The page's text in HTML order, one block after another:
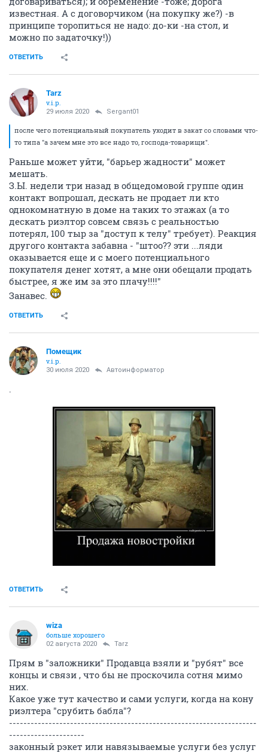
известная. А с договорчиком (на покупку же?) -в
принципе торопиться не надо: до-ки -на стол, и
можно по задаточку!))
ОТВЕТИТЬ
Tarz
v.i.p.
29 июля 2020 Sergant01
после чего потенциальный покупатель уходит в закат со словами что-
то типа "а зачем мне это все надо то, господа-товарищи".
Раньше может уйти, "барьер жадности" может
мешать.
З.Ы. недели три назад в общедомовой группе один
контакт вопрошал, дескать не продает ли кто
однокомнатную в доме на таких то этажах (а то
дескать риэлтор совсем связь с реальностью
потерял, 100 тыр за "доступ к телу" требует). Реакция
другого контакта забавна - "штоо?? эти ...ляди
оказывается еще и с моего потенциального
покупателя денег хотят, а мне они обещали продать
быстрее, я же им за это плачу!!!!"
Занавес.
ОТВЕТИТЬ
Помещик
v.i.p.
30 июля 2020 Автоинформатор
.
ОТВЕТИТЬ
wiza
больше хорошего
02 августа 2020 Tarz
Прям в "заложники" Продавца взяли и "рубят" все
концы и связи , что бы не проскочила сотня мимо
них.
Какое уже тут качество и сами услуги, когда на кону
риэлтера "срубить бабла"?
---------------------------------------------------------------------
---------------------
законный рэкет или навязываемые услуги без услуг